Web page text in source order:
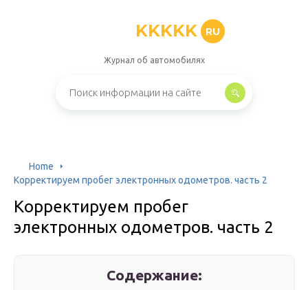
KKKKK RU
Журнал об автомобилях
Home
Корректируем пробег электронных одометров. часть 2
Корректируем пробег
электронных одометров. часть 2
Содержание: